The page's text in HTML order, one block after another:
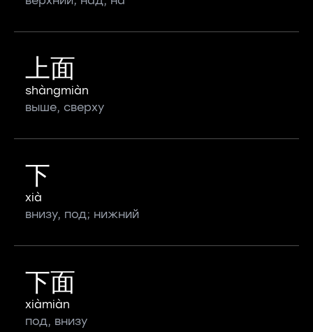
上面
shàngmiàn
выше, сверху
下
xià
внизу, под; нижний
下面
xiàmiàn
под, внизу